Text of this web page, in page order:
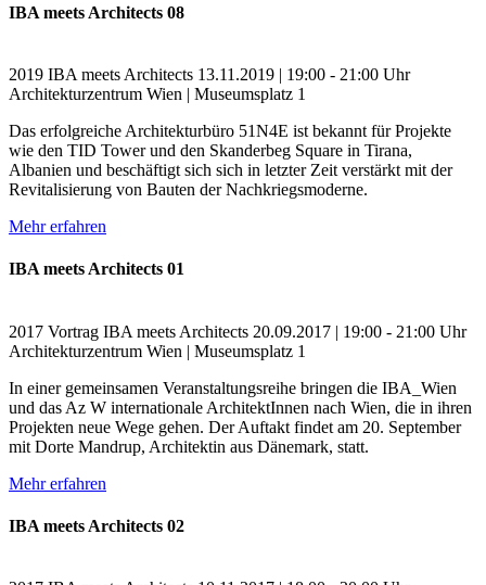
IBA meets Architects 08
2019 IBA meets Architects 13.11.2019 | 19:00 - 21:00 Uhr
Architekturzentrum Wien | Museumsplatz 1
Das erfolgreiche Architekturbüro 51N4E ist bekannt für Projekte
wie den TID Tower und den Skanderbeg Square in Tirana,
Albanien und beschäftigt sich sich in letzter Zeit verstärkt mit der
Revitalisierung von Bauten der Nachkriegsmoderne.
Mehr erfahren
IBA meets Architects 01
2017 Vortrag IBA meets Architects 20.09.2017 | 19:00 - 21:00 Uhr
Architekturzentrum Wien | Museumsplatz 1
In einer gemeinsamen Veranstaltungsreihe bringen die IBA_Wien
und das Az W internationale ArchitektInnen nach Wien, die in ihren
Projekten neue Wege gehen. Der Auftakt findet am 20. September
mit Dorte Mandrup, Architektin aus Dänemark, statt.
Mehr erfahren
IBA meets Architects 02